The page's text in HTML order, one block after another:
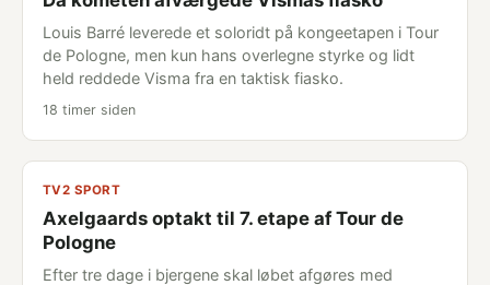
Louis Barré leverede et soloridt på kongeetapen i Tour
de Pologne, men kun hans overlegne styrke og lidt
held reddede Visma fra en taktisk fiasko.
18 timer siden
TV2 SPORT
Axelgaards optakt til 7. etape af Tour de
Pologne
Efter tre dage i bjergene skal løbet afgøres med